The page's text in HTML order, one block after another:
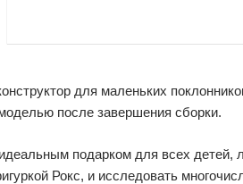
для маленьких
после завершения сборки.
подарком для всех детей,
Рокс, и исследовать